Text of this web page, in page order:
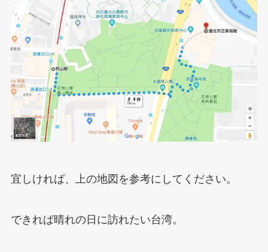
宜しければ、上の地図を参考にしてください。
できれば晴れの日に訪れたい台湾。